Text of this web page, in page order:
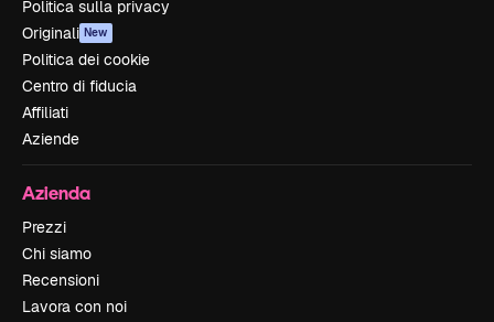
Politica sulla privacy
Originali New
Politica dei cookie
Centro di fiducia
Affiliati
Aziende
Azienda
Prezzi
Chi siamo
Recensioni
Lavora con noi